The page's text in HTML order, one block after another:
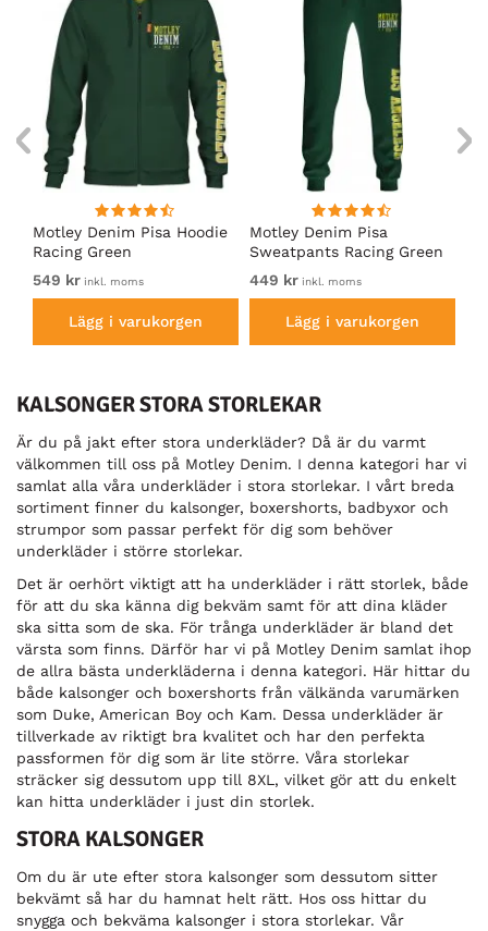
Motley Denim Pisa Hoodie
Racing Green
549 kr inkl. moms
Lägg i varukorgen
Motley Denim Pisa
Sweatpants Racing Green
449 kr inkl. moms
Lägg i varukorgen
KALSONGER STORA STORLEKAR
Är du på jakt efter stora underkläder? Då är du varmt
välkommen till oss på Motley Denim. I denna kategori har vi
samlat alla våra underkläder i stora storlekar. I vårt breda
sortiment finner du kalsonger, boxershorts, badbyxor och
strumpor som passar perfekt för dig som behöver
underkläder i större storlekar.
Det är oerhört viktigt att ha underkläder i rätt storlek, både
för att du ska känna dig bekväm samt för att dina kläder
ska sitta som de ska. För trånga underkläder är bland det
värsta som finns. Därför har vi på Motley Denim samlat ihop
de allra bästa underkläderna i denna kategori. Här hittar du
både kalsonger och boxershorts från välkända varumärken
som Duke, American Boy och Kam. Dessa underkläder är
tillverkade av riktigt bra kvalitet och har den perfekta
passformen för dig som är lite större. Våra storlekar
sträcker sig dessutom upp till 8XL, vilket gör att du enkelt
kan hitta underkläder i just din storlek.
STORA KALSONGER
Om du är ute efter stora kalsonger som dessutom sitter
bekvämt så har du hamnat helt rätt. Hos oss hittar du
snygga och bekväma kalsonger i stora storlekar. Vår